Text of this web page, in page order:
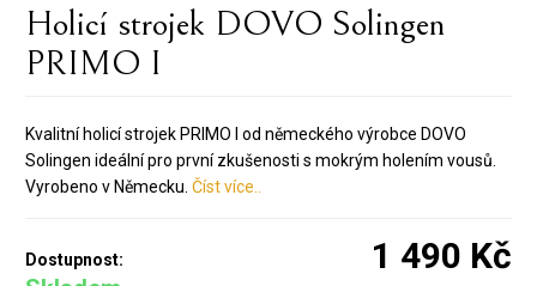
Holicí strojek DOVO Solingen
PRIMO I
Kvalitní holicí strojek PRIMO I od německého výrobce DOVO
Solingen ideální pro první zkušenosti s mokrým holením vousů.
Vyrobeno v Německu. Číst více..
Dostupnost: 1 490 Kč